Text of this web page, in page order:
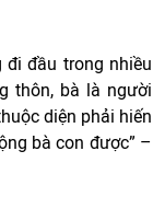
đi đầu trong nhiều
thôn, bà là người
diện phải hiến
bà con được” –